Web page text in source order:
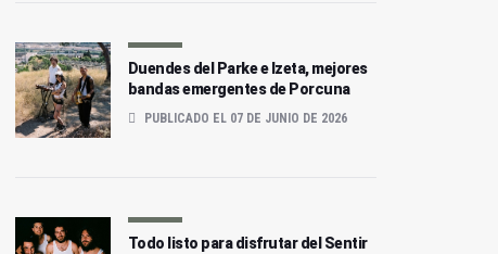
Duendes del Parke e Izeta, mejores
bandas emergentes de Porcuna
PUBLICADO EL 07 DE JUNIO DE 2026
Todo listo para disfrutar del Sentir